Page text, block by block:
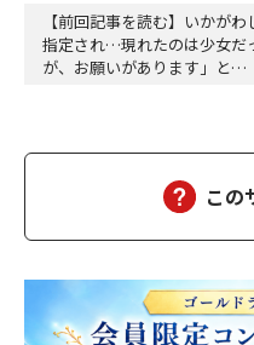
【前回記事を読む】いかが
指定され…現れたのは少女だ
が、お願いがあります」と…
らねぇ」「自業自得なだけ
この